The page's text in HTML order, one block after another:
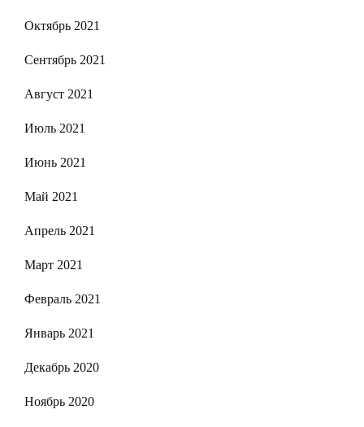
Октябрь 2021
Сентябрь 2021
Август 2021
Июль 2021
Июнь 2021
Май 2021
Апрель 2021
Март 2021
Февраль 2021
Январь 2021
Декабрь 2020
Ноябрь 2020